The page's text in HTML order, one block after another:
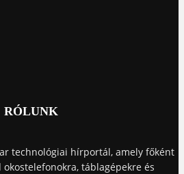
RÓLUNK
technológiai hírportál, amely főként
táblagépekre és